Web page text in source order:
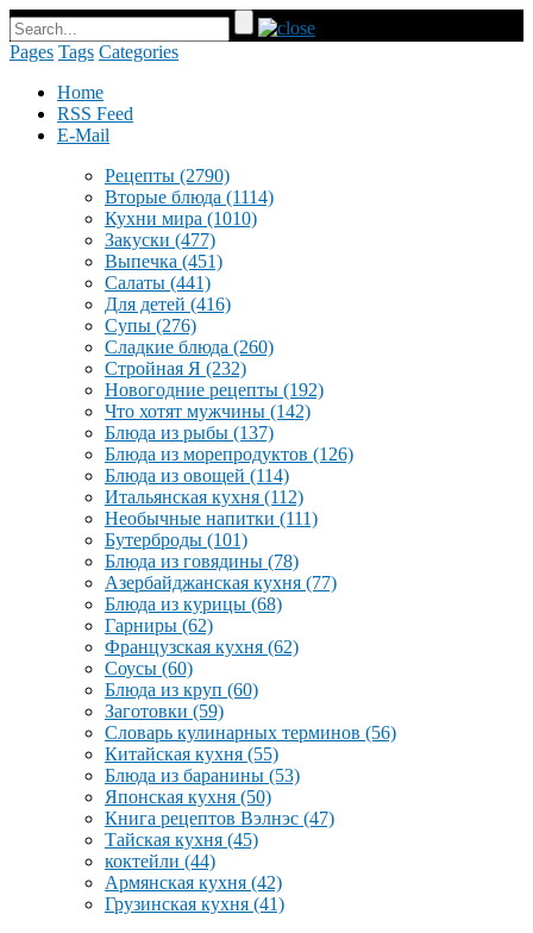
Pages Tags Categories
Home
RSS Feed
E-Mail
Рецепты (2790)
Вторые блюда (1114)
Кухни мира (1010)
Закуски (477)
Выпечка (451)
Салаты (441)
Для детей (416)
Супы (276)
Сладкие блюда (260)
Стройная Я (232)
Новогодние рецепты (192)
Что хотят мужчины (142)
Блюда из рыбы (137)
Блюда из морепродуктов (126)
Блюда из овощей (114)
Итальянская кухня (112)
Необычные напитки (111)
Бутерброды (101)
Блюда из говядины (78)
Азербайджанская кухня (77)
Блюда из курицы (68)
Гарниры (62)
Французская кухня (62)
Соусы (60)
Блюда из круп (60)
Заготовки (59)
Словарь кулинарных терминов (56)
Китайская кухня (55)
Блюда из баранины (53)
Японская кухня (50)
Книга рецептов Вэлнэс (47)
Тайская кухня (45)
коктейли (44)
Армянская кухня (42)
Грузинская кухня (41)